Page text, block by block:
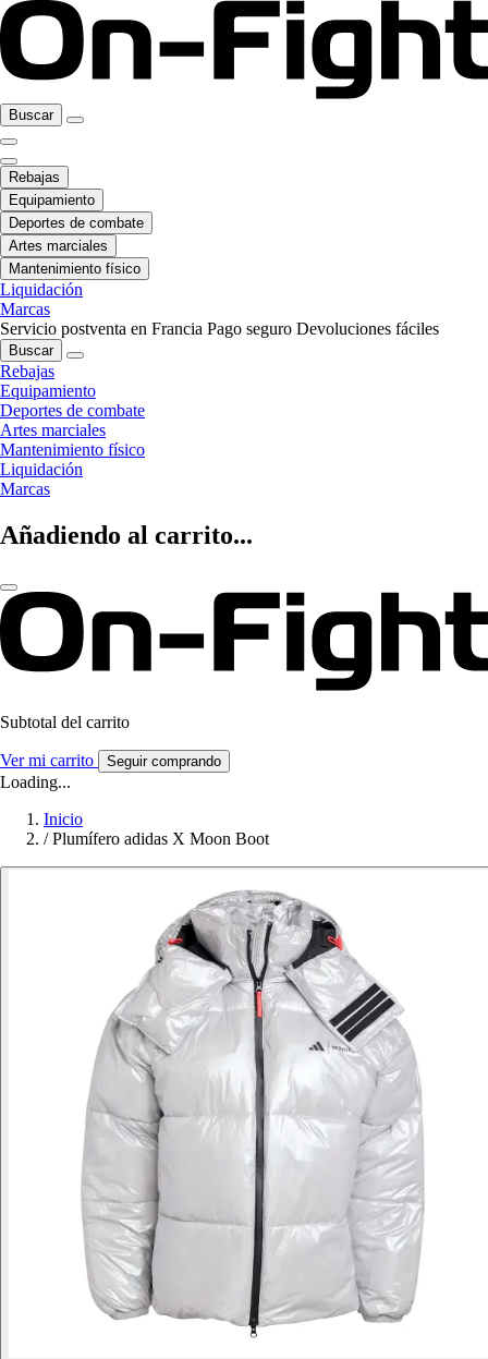
Buscar
Rebajas
Equipamiento
Deportes de combate
Artes marciales
Mantenimiento físico
Liquidación
Marcas
Servicio postventa en Francia Pago seguro Devoluciones fáciles
Buscar
Rebajas
Equipamiento
Deportes de combate
Artes marciales
Mantenimiento físico
Liquidación
Marcas
Añadiendo al carrito...
Subtotal del carrito
Ver mi carrito Seguir comprando
Loading...
Inicio
/ Plumífero adidas X Moon Boot